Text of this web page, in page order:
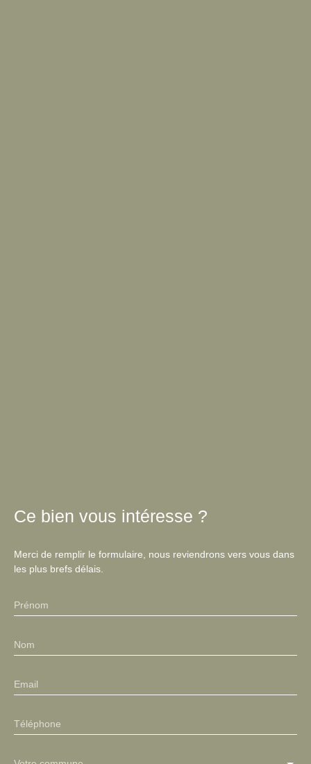
Ce bien vous intéresse ?
Merci de remplir le formulaire, nous reviendrons vers vous dans
les plus brefs délais.
Prénom
Nom
Email
Téléphone